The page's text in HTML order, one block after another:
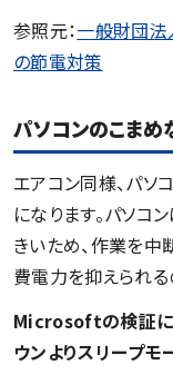
参照元：一般財団
の節電対策
パソコンのこまめ
エアコン同様、パ
になります。パソ
きいため、作業を中
費電力を抑えられる
Microsoftの検証に
ウンよりスリープモ